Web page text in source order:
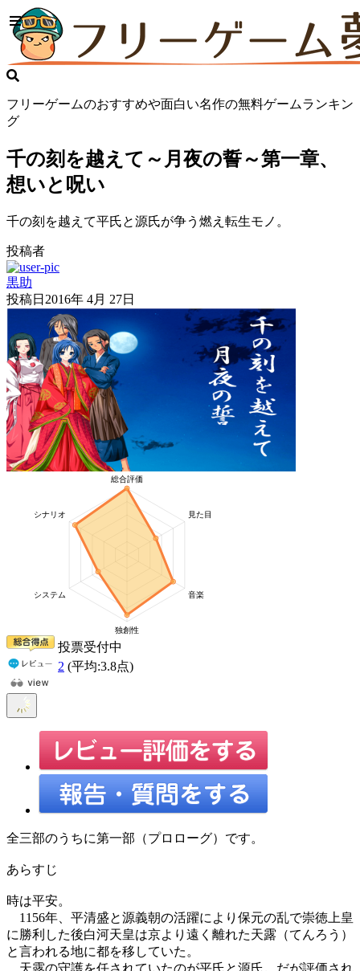
フリーゲームのおすすめや面白い名作の無料ゲームランキン
グ
千の刻を越えて～月夜の誓～第一章、
想いと呪い
千の刻を越えて平氏と源氏が争う燃え転生モノ。
投稿者
黒助
投稿日 2016年 4月 27日
投票受付中
2 (平均:3.8点)
全三部のうちに第一部（プロローグ）です。
あらすじ
時は平安。
1156年、平清盛と源義朝の活躍により保元の乱で崇徳上皇
に勝利した後白河天皇は京より遠く離れた天露（てんろう）
と言われる地に都を移していた。
天露の守護を任されていたのが平氏と源氏。だが評価され